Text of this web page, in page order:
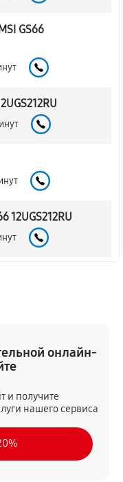
GS66
12UGS212RU
12UGS212RU
онлайн-
и получите
нашего сервиса